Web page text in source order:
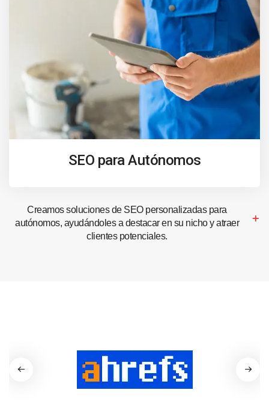
SEO para Autónomos
Creamos soluciones de SEO personalizadas para
autónomos, ayudándoles a destacar en su nicho y atraer
clientes potenciales.